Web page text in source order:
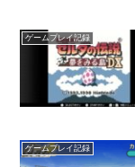
ゲームプレイ記録
ゲームプレイ記録